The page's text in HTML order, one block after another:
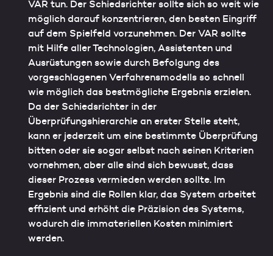
VAR tun. Der Schiedsrichter sollte sich so weit wie
möglich darauf konzentrieren, den besten Eingriff
auf dem Spielfeld vorzunehmen. Der VAR sollte
mit Hilfe aller Technologien, Assistenten und
Ausrüstungen sowie durch Befolgung des
vorgeschlagenen Verfahrensmodells so schnell
wie möglich das bestmögliche Ergebnis erzielen.
Da der Schiedsrichter in der
Überprüfungshierarchie an erster Stelle steht,
kann er jederzeit um eine bestimmte Überprüfung
bitten oder sie sogar selbst nach seinen Kriterien
vornehmen, aber alle sind sich bewusst, dass
dieser Prozess vermieden werden sollte. Im
Ergebnis sind die Rollen klar, das System arbeitet
effizient und erhöht die Präzision des Systems,
wodurch die immateriellen Kosten minimiert
werden.